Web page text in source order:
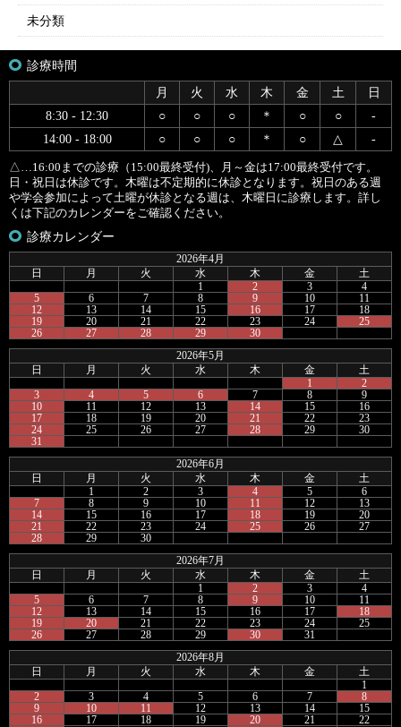
未分類
診療時間
月
火 水 木 金 土
日
8:30 - 12:30
○ ○ ○ ＊ ○ ○
-
14:00 - 18:00
○ ○ ○ ＊ ○ △ -
△…16:00までの診療（15:00最終受付)、月～金は17:00最終受付です。
日・祝日は休診です。木曜は不定期的に休診となります。祝日のある週
や学会参加によって土曜が休診となる週は、木曜日に診療します。詳し
くは下記のカレンダーをご確認ください。
診療カレンダー
2026年4月
日
月 火 水 木 金
土
1
2 3
4
5
6 7 8 9 10
11
12
13 14 15 16 17
18
19
20 21 22 23 24
25
26
27 28 29 30
2026年5月
日
月 火 水 木 金
土
1
2
3
4 5 6 7 8
9
10
11 12 13 14 15
16
17
18 19 20 21 22
23
24
25 26 27 28 29
30
31
2026年6月
日
月 火 水 木 金
土
1
2 3 4 5
6
7
8 9 10 11 12
13
14
15 16 17 18 19
20
21
22 23 24 25 26
27
28
29 30
2026年7月
日
月 火 水 木 金
土
1
2 3
4
5
6 7 8 9 10
11
12
13 14 15 16 17
18
19
20 21 22 23 24
25
26
27 28 29 30 31
2026年8月
日
月 火 水 木 金
土
1
2
3 4 5 6 7
8
9
10 11 12 13 14
15
16
17 18 19 20 21
22